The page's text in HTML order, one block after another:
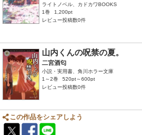
ライトノベル、カドカワBOOKS
1巻
1,200pt
レビュー投稿数0件
山内くんの呪禁の夏。
二宮酒匂
小説・実用書、角川ホラー文庫
1～2巻
520pt～600pt
レビュー投稿数0件
この作品をシェアしよう